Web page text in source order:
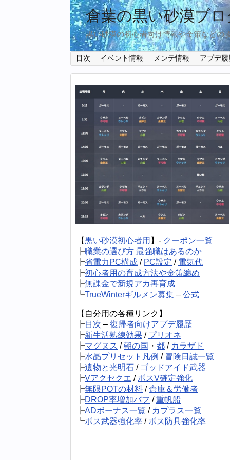
倉葉の黒い砂漠ブロ
黒い砂漠の初心者向け情報や金策などの
目次 イベント情報 メンテ情報 アプデ履
【黒い砂漠初心者用 】- クーポン一覧
┣職業の選び方 最強職はあるのか
┣省電力PC構成 / PC設定 / 電気代
┣初心者用の育成方法や金策纏め
┣無課金で新規アカ再育成
┗TrueWinterギルメン募集 – 公式
【自分用の各種リンク】
┣目次 – 復帰者向けアプデ履歴
┣新生活熟練効果 / プリオネ
┣マグヌス /朝の国 ・ 都 / カラザド
┣水晶プリセット凡例 / 冒険日誌一覧
┣遺物と光明石 / ゴッドアイド武器
┣Vアクセクエ / ボスV確定強化
┣無限POTの材料 /倉庫＆労働者
┣DROP率増加バフ /重帆船
┣ADボーナス一覧 / カプラス一覧
┗ボス武器強化率 / ボス防具強化率